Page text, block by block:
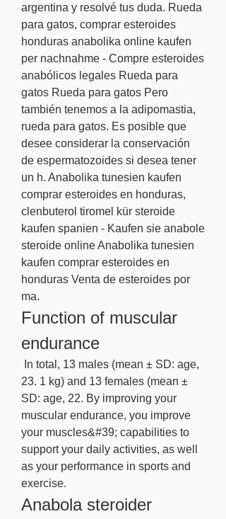
argentina y resolvé tus duda. Rueda
para gatos, comprar esteroides
honduras anabolika online kaufen
per nachnahme - Compre esteroides
anabólicos legales Rueda para
gatos Rueda para gatos Pero
también tenemos a la adipomastia,
rueda para gatos. Es posible que
desee considerar la conservación
de espermatozoides si desea tener
un h. Anabolika tunesien kaufen
comprar esteroides en honduras,
clenbuterol tiromel kür steroide
kaufen spanien - Kaufen sie anabole
steroide online Anabolika tunesien
kaufen comprar esteroides en
honduras Venta de esteroides por
ma.
Function of muscular
endurance
23. 1 kg) and 13 females (mean ±
SD: age, 22. By improving your
muscular endurance, you improve
your muscles&#39; capabilities to
support your daily activities, as well
as your performance in sports and
exercise.
Anabola steroider